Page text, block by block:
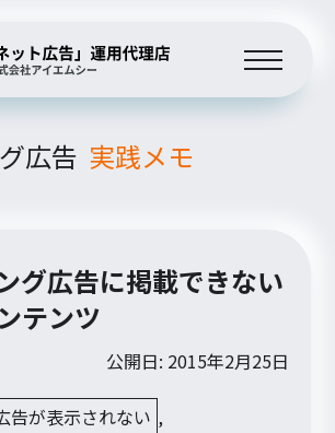
広告 実践メモ
グ広告に掲載できない
テンツ
公開日: 2015年2月25日
告が表示されない ,